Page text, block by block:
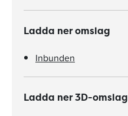
Ladda ner omslag
Inbunden
Ladda ner 3D-omslag